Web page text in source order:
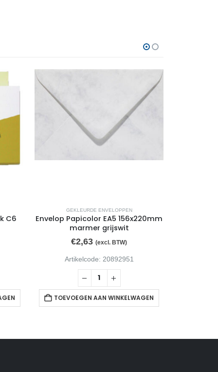
C6
GEKLEURDE ENVELOPPEN
Envelop Papicolor EA5 156x220mm
marmer grijswit
€2,63 (excl. BTW)
Artikelcode: 20892951
TOEVOEGEN AAN WINKELWAGEN